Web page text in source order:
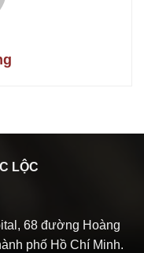
LỘC
68 đường Hoàng
phố Hồ Chí Minh.